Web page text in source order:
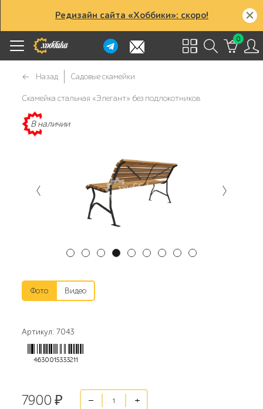
Редизайн сайта «Хоббики»: скоро!
0
Назад Садовые скамейки
Скамейка стальная «Элегант» без подлокотников
В наличии
Фото Видео
Артикул: 7043
4630015333211
7900 ₽